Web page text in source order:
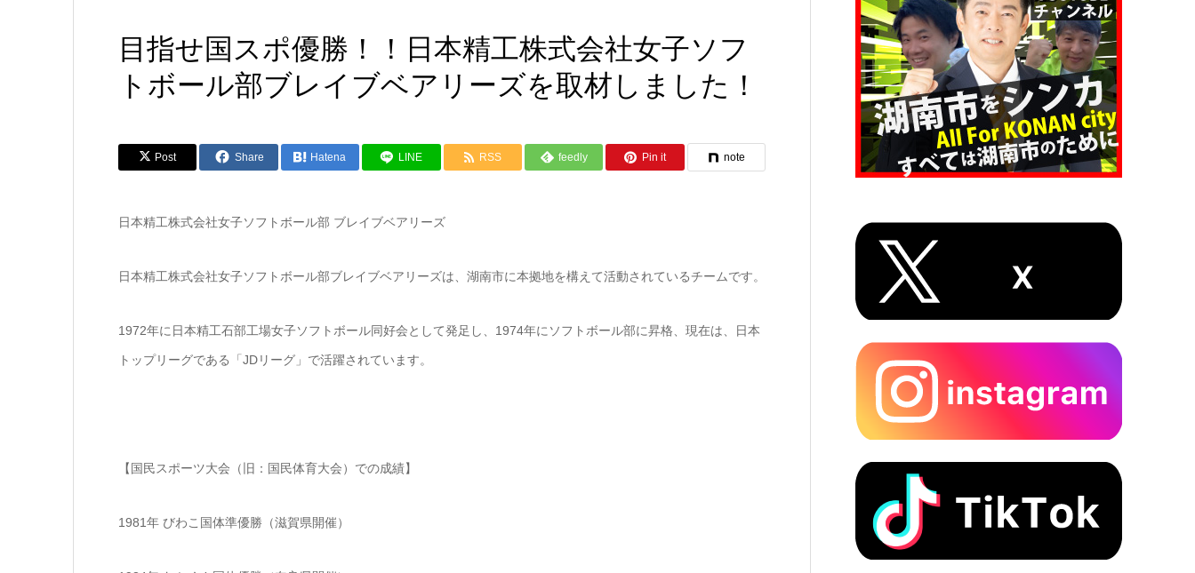
目指せ国スポ優勝！！日本精工株式会社女子ソフ
トボール部ブレイブベアリーズを取材しました！
Post Share Hatena LINE RSS feedly Pin it note
日本精工株式会社女子ソフトボール部 ブレイブベアリーズ
日本精工株式会社女子ソフトボール部ブレイブベアリーズは、湖南市に本拠地を構えて活動されているチームです。
1972年に日本精工石部工場女子ソフトボール同好会として発足し、1974年にソフトボール部に昇格、現在は、日本
トップリーグである「JDリーグ」で活躍されています。
【国民スポーツ大会（旧：国民体育大会）での成績】
1981年 びわこ国体準優勝（滋賀県開催）